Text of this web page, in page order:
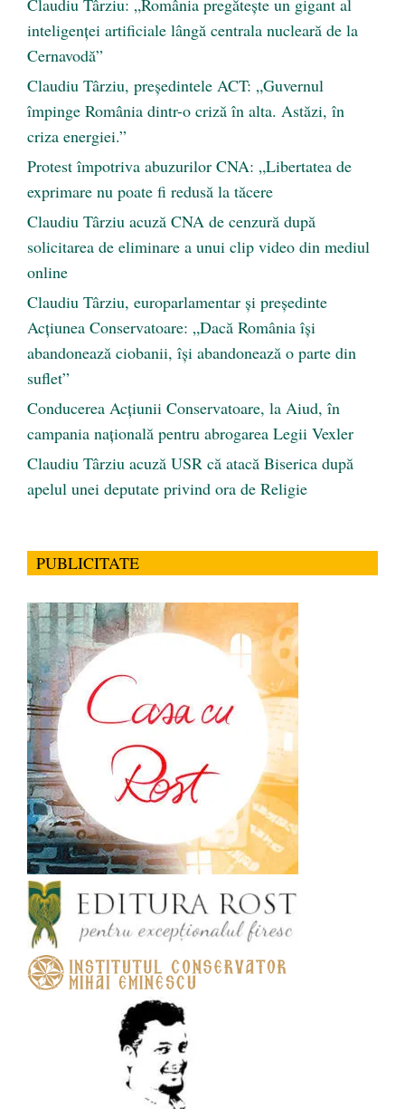
Claudiu Târziu: „România pregătește un gigant al
inteligenței artificiale lângă centrala nucleară de la
Cernavodă”
Claudiu Târziu, președintele ACT: „Guvernul
împinge România dintr-o criză în alta. Astăzi, în
criza energiei.”
Protest împotriva abuzurilor CNA: „Libertatea de
exprimare nu poate fi redusă la tăcere
Claudiu Târziu acuză CNA de cenzură după
solicitarea de eliminare a unui clip video din mediul
online
Claudiu Târziu, europarlamentar și președinte
Acțiunea Conservatoare: „Dacă România își
abandonează ciobanii, își abandonează o parte din
suflet”
Conducerea Acțiunii Conservatoare, la Aiud, în
campania națională pentru abrogarea Legii Vexler
Claudiu Târziu acuză USR că atacă Biserica după
apelul unei deputate privind ora de Religie
PUBLICITATE